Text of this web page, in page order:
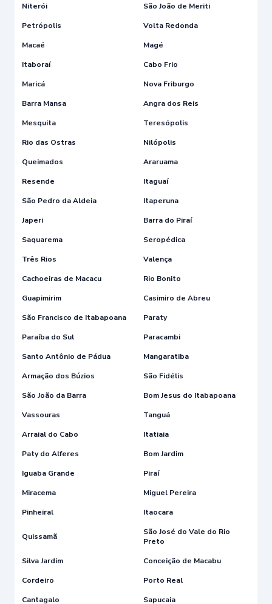
Niterói
São João de Meriti
Petrópolis
Volta Redonda
Macaé
Magé
Itaboraí
Cabo Frio
Maricá
Nova Friburgo
Barra Mansa
Angra dos Reis
Mesquita
Teresópolis
Rio das Ostras
Nilópolis
Queimados
Araruama
Resende
Itaguaí
São Pedro da Aldeia
Itaperuna
Japeri
Barra do Piraí
Saquarema
Seropédica
Três Rios
Valença
Cachoeiras de Macacu
Rio Bonito
Guapimirim
Casimiro de Abreu
São Francisco de Itabapoana
Paraty
Paraíba do Sul
Paracambi
Santo Antônio de Pádua
Mangaratiba
Armação dos Búzios
São Fidélis
São João da Barra
Bom Jesus do Itabapoana
Vassouras
Tanguá
Arraial do Cabo
Itatiaia
Paty do Alferes
Bom Jardim
Iguaba Grande
Piraí
Miracema
Miguel Pereira
Pinheiral
Itaocara
Quissamã
São José do Vale do Rio
Preto
Silva Jardim
Conceição de Macabu
Cordeiro
Porto Real
Cantagalo
Sapucaia